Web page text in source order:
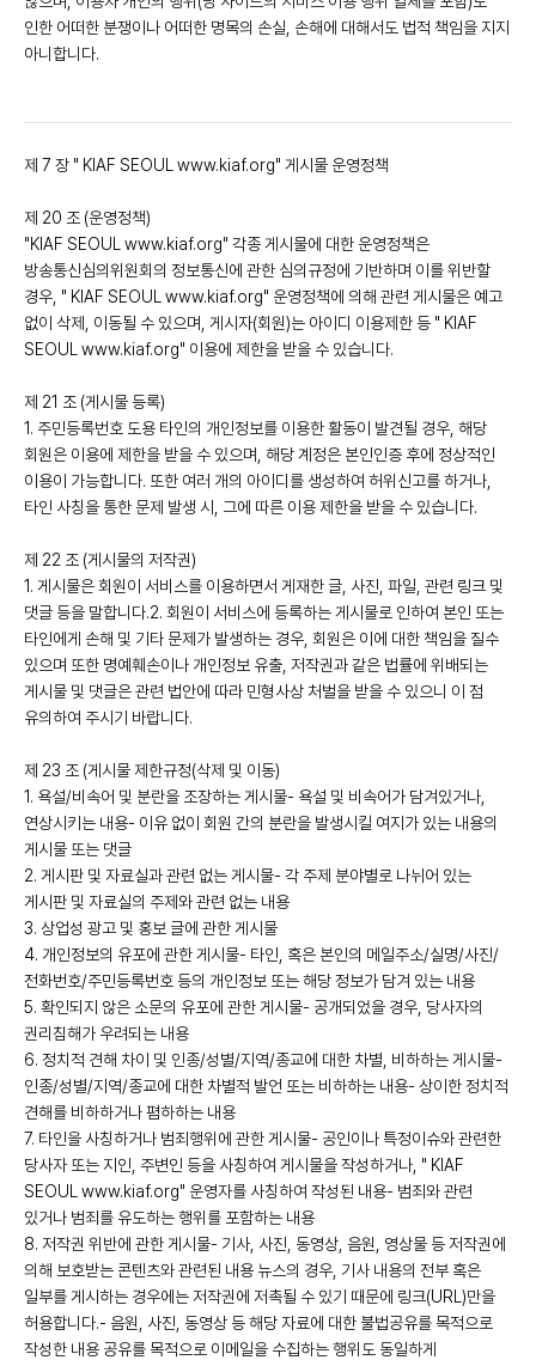
인한 어떠한 분쟁이나 어떠한 명목의 손실, 손해에 대해서도 법적 책임을 지지
아니합니다.
제 7 장 " KIAF SEOUL www.kiaf.org" 게시물 운영정책
제 20 조 (운영정책)
"KIAF SEOUL www.kiaf.org" 각종 게시물에 대한 운영정책은
방송통신심의위원회의 정보통신에 관한 심의규정에 기반하며 이를 위반할
경우, " KIAF SEOUL www.kiaf.org" 운영정책에 의해 관련 게시물은 예고
없이 삭제, 이동될 수 있으며, 게시자(회원)는 아이디 이용제한 등 " KIAF
SEOUL www.kiaf.org" 이용에 제한을 받을 수 있습니다.
제 21 조 (게시물 등록)
1. 주민등록번호 도용 타인의 개인정보를 이용한 활동이 발견될 경우, 해당
회원은 이용에 제한을 받을 수 있으며, 해당 계정은 본인인증 후에 정상적인
이용이 가능합니다. 또한 여러 개의 아이디를 생성하여 허위신고를 하거나,
타인 사칭을 통한 문제 발생 시, 그에 따른 이용 제한을 받을 수 있습니다.
제 22 조 (게시물의 저작권)
1. 게시물은 회원이 서비스를 이용하면서 게재한 글, 사진, 파일, 관련 링크 및
댓글 등을 말합니다.2. 회원이 서비스에 등록하는 게시물로 인하여 본인 또는
타인에게 손해 및 기타 문제가 발생하는 경우, 회원은 이에 대한 책임을 질수
있으며 또한 명예훼손이나 개인정보 유출, 저작권과 같은 법률에 위배되는
게시물 및 댓글은 관련 법안에 따라 민형사상 처벌을 받을 수 있으니 이 점
유의하여 주시기 바랍니다.
제 23 조 (게시물 제한규정(삭제 및 이동)
1. 욕설/비속어 및 분란을 조장하는 게시물- 욕설 및 비속어가 담겨있거나,
연상시키는 내용- 이유 없이 회원 간의 분란을 발생시킬 여지가 있는 내용의
게시물 또는 댓글
2. 게시판 및 자료실과 관련 없는 게시물- 각 주제 분야별로 나뉘어 있는
게시판 및 자료실의 주제와 관련 없는 내용
3. 상업성 광고 및 홍보 글에 관한 게시물
4. 개인정보의 유포에 관한 게시물- 타인, 혹은 본인의 메일주소/실명/사진/
전화번호/주민등록번호 등의 개인정보 또는 해당 정보가 담겨 있는 내용
5. 확인되지 않은 소문의 유포에 관한 게시물- 공개되었을 경우, 당사자의
권리침해가 우려되는 내용
6. 정치적 견해 차이 및 인종/성별/지역/종교에 대한 차별, 비하하는 게시물-
인종/성별/지역/종교에 대한 차별적 발언 또는 비하하는 내용- 상이한 정치적
견해를 비하하거나 폄하하는 내용
7. 타인을 사칭하거나 범죄행위에 관한 게시물- 공인이나 특정이슈와 관련한
당사자 또는 지인, 주변인 등을 사칭하여 게시물을 작성하거나, " KIAF
SEOUL www.kiaf.org" 운영자를 사칭하여 작성된 내용- 범죄와 관련
있거나 범죄를 유도하는 행위를 포함하는 내용
8. 저작권 위반에 관한 게시물- 기사, 사진, 동영상, 음원, 영상물 등 저작권에
의해 보호받는 콘텐츠와 관련된 내용 뉴스의 경우, 기사 내용의 전부 혹은
일부를 게시하는 경우에는 저작권에 저촉될 수 있기 때문에 링크(URL)만을
허용합니다.- 음원, 사진, 동영상 등 해당 자료에 대한 불법공유를 목적으로
작성한 내용 공유를 목적으로 이메일을 수집하는 행위도 동일하게